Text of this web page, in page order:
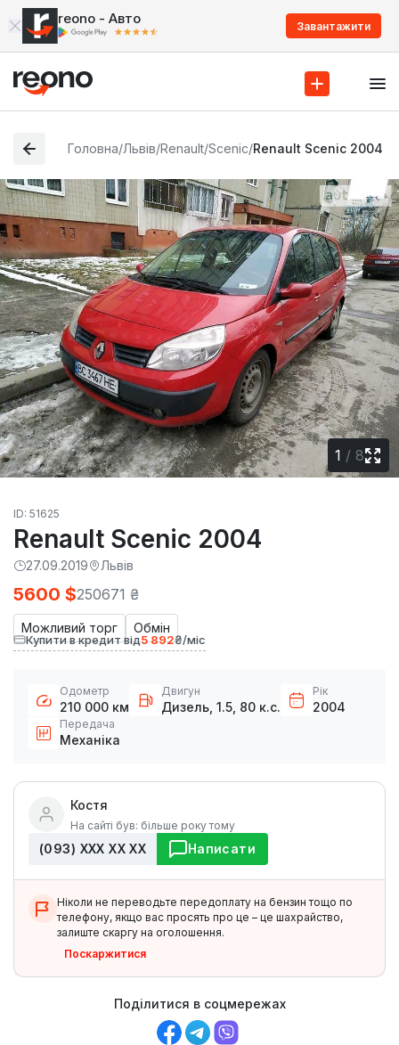
reono - Авто Завантажити
Головна/Львів/Renault/Scenic/Renault Scenic 2004
1 / 8
ID: 51625
Renault Scenic 2004
27.09.2019 Львів
Можливий торг Обмін
5600 $250671 ₴
Купити в кредит від5 892₴/міс
Одометр
210 000 км
Двигун
Дизель, 1.5, 80 к.с.
Рік
2004
Передача
Механіка
Костя
На сайті був: більше року тому
(093) ХХХ ХХ ХХ Написати
Ніколи не переводьте передоплату на бензин тощо по
телефону, якщо вас просять про це – це шахрайство,
залиште скаргу на оголошення.
Поскаржитися
Поділитися в соцмережах